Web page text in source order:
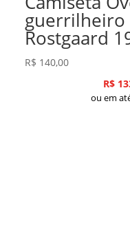
guerrilheiro
Rostgaard
R$ 140,00
R$
ou em